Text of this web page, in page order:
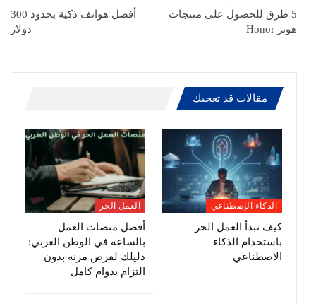
5 طرق للحصول على منتجات
هونر Honor
أفضل هواتف ذكية بحدود 300
دولار
مقالات قد تعجبك
الذكاء الإصطناعي
كيف تبدأ العمل الحر
باستخدام الذكاء
الاصطناعي
العمل الحر
أفضل منصات العمل
بالساعة في الوطن العربي:
دليلك لفرص مرنة بدون
التزام بدوام كامل